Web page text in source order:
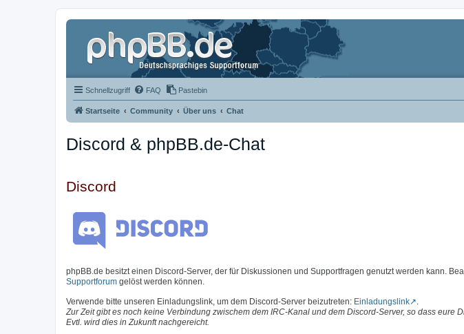
Schnellzugriff FAQ Pastebin
Startseite Community Über uns Chat
Discord & phpBB.de-Chat
Discord
phpBB.de besitzt einen Discord-Server, der für Diskussionen und Supportfragen genutzt werden kann.
Supportforum gelöst werden können.
Verwende bitte unseren Einladungslink, um dem Discord-Server beizutreten: Einladungslink
.
Zur Zeit gibt es noch keine Verbindung zwischem dem IRC-Kanal und dem Discord-Server, so dass eure
Evtl. wird dies in Zukunft nachgereicht.